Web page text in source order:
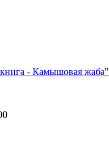
- Камышовая жаба"